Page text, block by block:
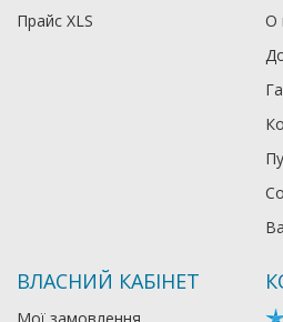
Прайс XLS
О
ВЛАСНИЙ КАБІНЕТ